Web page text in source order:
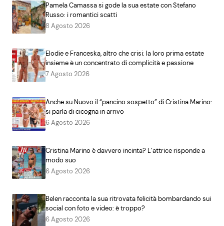
Pamela Camassa si gode la sua estate con Stefano
Russo: i romantici scatti
8 Agosto 2026
Elodie e Franceska, altro che crisi: la loro prima estate
insieme è un concentrato di complicità e passione
7 Agosto 2026
Anche su Nuovo il “pancino sospetto” di Cristina Marino:
si parla di cicogna in arrivo
6 Agosto 2026
Cristina Marino è davvero incinta? L’attrice risponde a
modo suo
6 Agosto 2026
Belen racconta la sua ritrovata felicità bombardando sui
social con foto e video: è troppo?
6 Agosto 2026